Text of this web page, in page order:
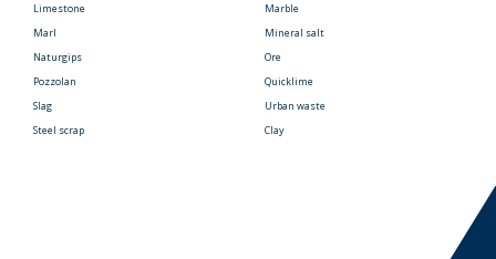
Limestone
Marble
Marl
Mineral salt
Naturgips
Ore
Pozzolan
Quicklime
Slag
Urban waste
Steel scrap
Clay